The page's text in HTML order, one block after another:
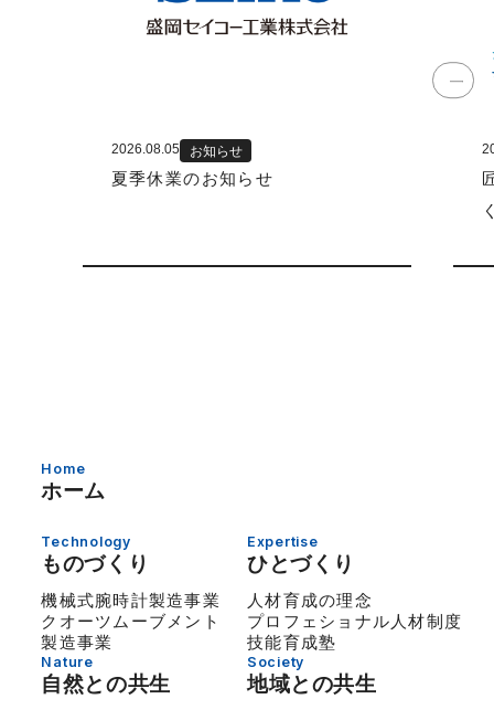
2026.08.05 お知らせ
夏季休業のお知らせ
Home
ホーム
Technology
ものづくり
機械式腕時計製造事業
クオーツムーブメント
製造事業
Nature
自然との共生
Expertise
ひとづくり
人材育成の理念
プロフェショナル人材制度
技能育成塾
Society
地域との共生